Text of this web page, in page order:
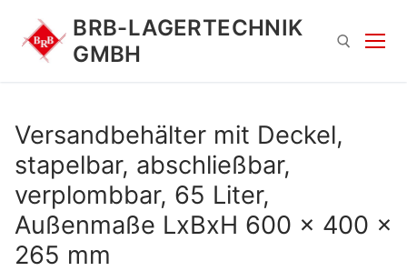
Inhalt
springen
BRB-LAGERTECHNIK
GMBH
Versandbehälter mit Deckel,
stapelbar, abschließbar,
verplombbar, 65 Liter,
Außenmaße LxBxH 600 x 400 x
265 mm